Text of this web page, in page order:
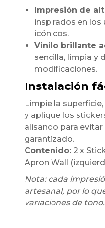
Impresión de
inspirados en los
icónicos.
Vinilo brillante
sencilla, limpia y
modificaciones.
Instalación
Limpie la
y aplique los
alisando para
garantizado.
Contenido: 2 x
Apron Wall
Nota: cada
artesanal, por lo
variaciones de tono.